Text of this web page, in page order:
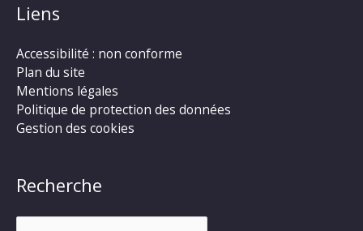
Liens
Accessibilité : non conforme
Plan du site
Mentions légales
Politique de protection des données
Gestion des cookies
Recherche